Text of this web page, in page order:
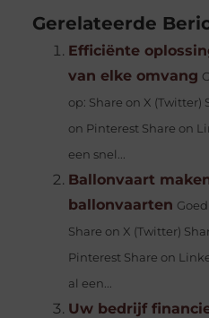
Gerelateerde
Efficiënte
van elke omvang
op: Share on X (Twitter)
on Pinterest Share on
een snel...
Ballonvaart
ballonvaarten
Share on X (Twitter)
Pinterest Share on
al een...
Uw bedrijf